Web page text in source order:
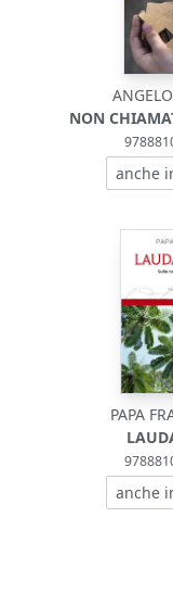
NON
anche
PAPA
anche